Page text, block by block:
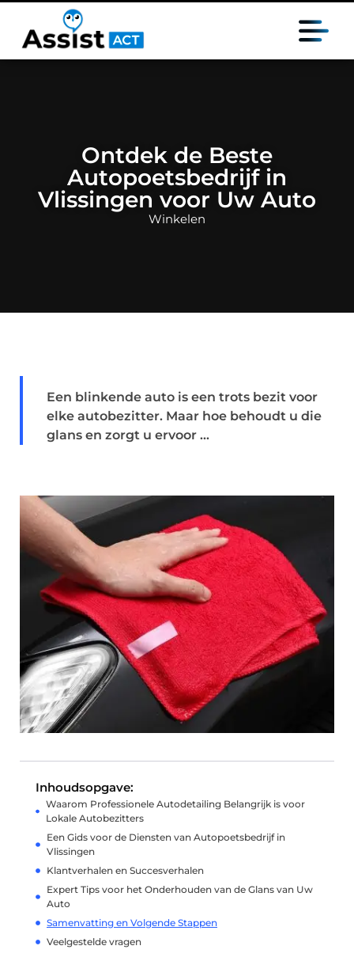
Ontdek de Beste
Autopoetsbedrijf in
Vlissingen voor Uw Auto
Winkelen
Een blinkende auto is een trots bezit voor
elke autobezitter. Maar hoe behoudt u die
glans en zorgt u ervoor ...
Inhoudsopgave:
Waarom Professionele Autodetailing Belangrijk is voor
Lokale Autobezitters
Een Gids voor de Diensten van Autopoetsbedrijf in
Vlissingen
Klantverhalen en Succesverhalen
Expert Tips voor het Onderhouden van de Glans van Uw
Auto
Samenvatting en Volgende Stappen
Veelgestelde vragen